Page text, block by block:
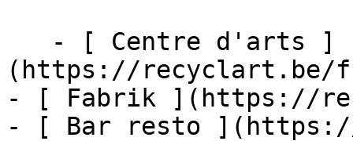
(https://recyclart.be/
- [ Fabrik ](https://
- [ Bar resto